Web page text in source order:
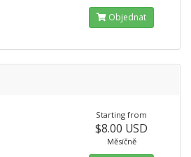
Objednat
Starting from
$8.00 USD
Měsíčně